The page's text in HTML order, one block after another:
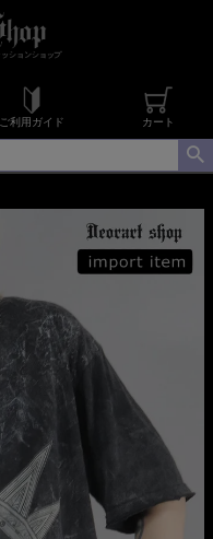
ご利用ガイド カート